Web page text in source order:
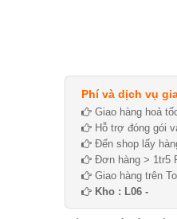
Phí và dịch vụ
Giao hàng hoả
Hỗ trợ đóng gói
Đến shop lấy
Đơn hàng > 1tr5
Giao hàng trên
Kho : L06 -